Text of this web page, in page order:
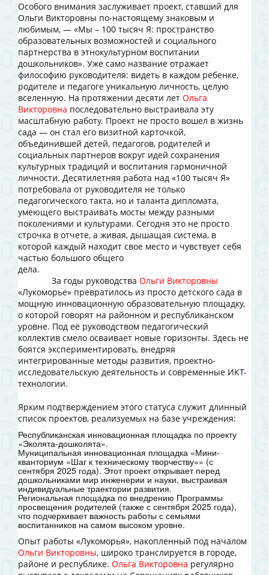
Особого внимания заслуживает проект, ставший для
Ольги Викторовны по-настоящему знаковым и
любимым, — «Мы – 100 тысяч Я: пространство
образовательных возможностей и социального
партнерства в этнокультурном воспитании
дошкольников». Уже само название отражает
философию руководителя: видеть в каждом ребенке,
родителе и педагоге уникальную личность, целую
вселенную. На протяжении десяти лет Ольга
Викторовна последовательно выстраивала эту
масштабную работу. Проект не просто вошел в жизнь
сада — он стал его визитной карточкой,
объединившей детей, педагогов, родителей и
социальных партнеров вокруг идей сохранения
культурных традиций и воспитания гармоничной
личности. Десятилетняя работа над «100 тысяч Я»
потребовала от руководителя не только
педагогического такта, но и таланта дипломата,
умеющего выстраивать мосты между разными
поколениями и культурами. Сегодня это не просто
строчка в отчете, а живая, дышащая система, в
которой каждый находит свое место и чувствует себя
частью большого общего
За годы руководства Ольги Викторовны
«Лукоморье» превратилось из просто детского сада в
мощную инновационную образовательную площадку,
о которой говорят на районном и республиканском
уровне. Под её руководством педагогический
коллектив смело осваивает новые горизонты. Здесь не
боятся экспериментировать, внедряя
интегрированные методы развития, проектно-
исследовательскую деятельность и современные ИКТ-
технологии.
Ярким подтверждением этого статуса служит длинный
список проектов, реализуемых на базе учреждения:
Республиканская инновационная площадка по проекту
«Эколята-дошколята».
Муниципальная инновационная площадка «Мини-
кванториум «Шаг к техническому творчеству»» (с
сентября 2025 года). Этот проект открывает перед
дошкольниками мир инженерии и науки, выстраивая
индивидуальные траектории развития.
Региональная площадка по внедрению Программы
просвещения родителей (также с сентября 2025 года),
что подчеркивает важность работы с семьями
воспитанников на самом высоком уровне.
Опыт работы «Лукоморья», накопленный под началом
Ольги Викторовны, широко транслируется в городе,
районе и республике. Ольга Викторовна регулярно